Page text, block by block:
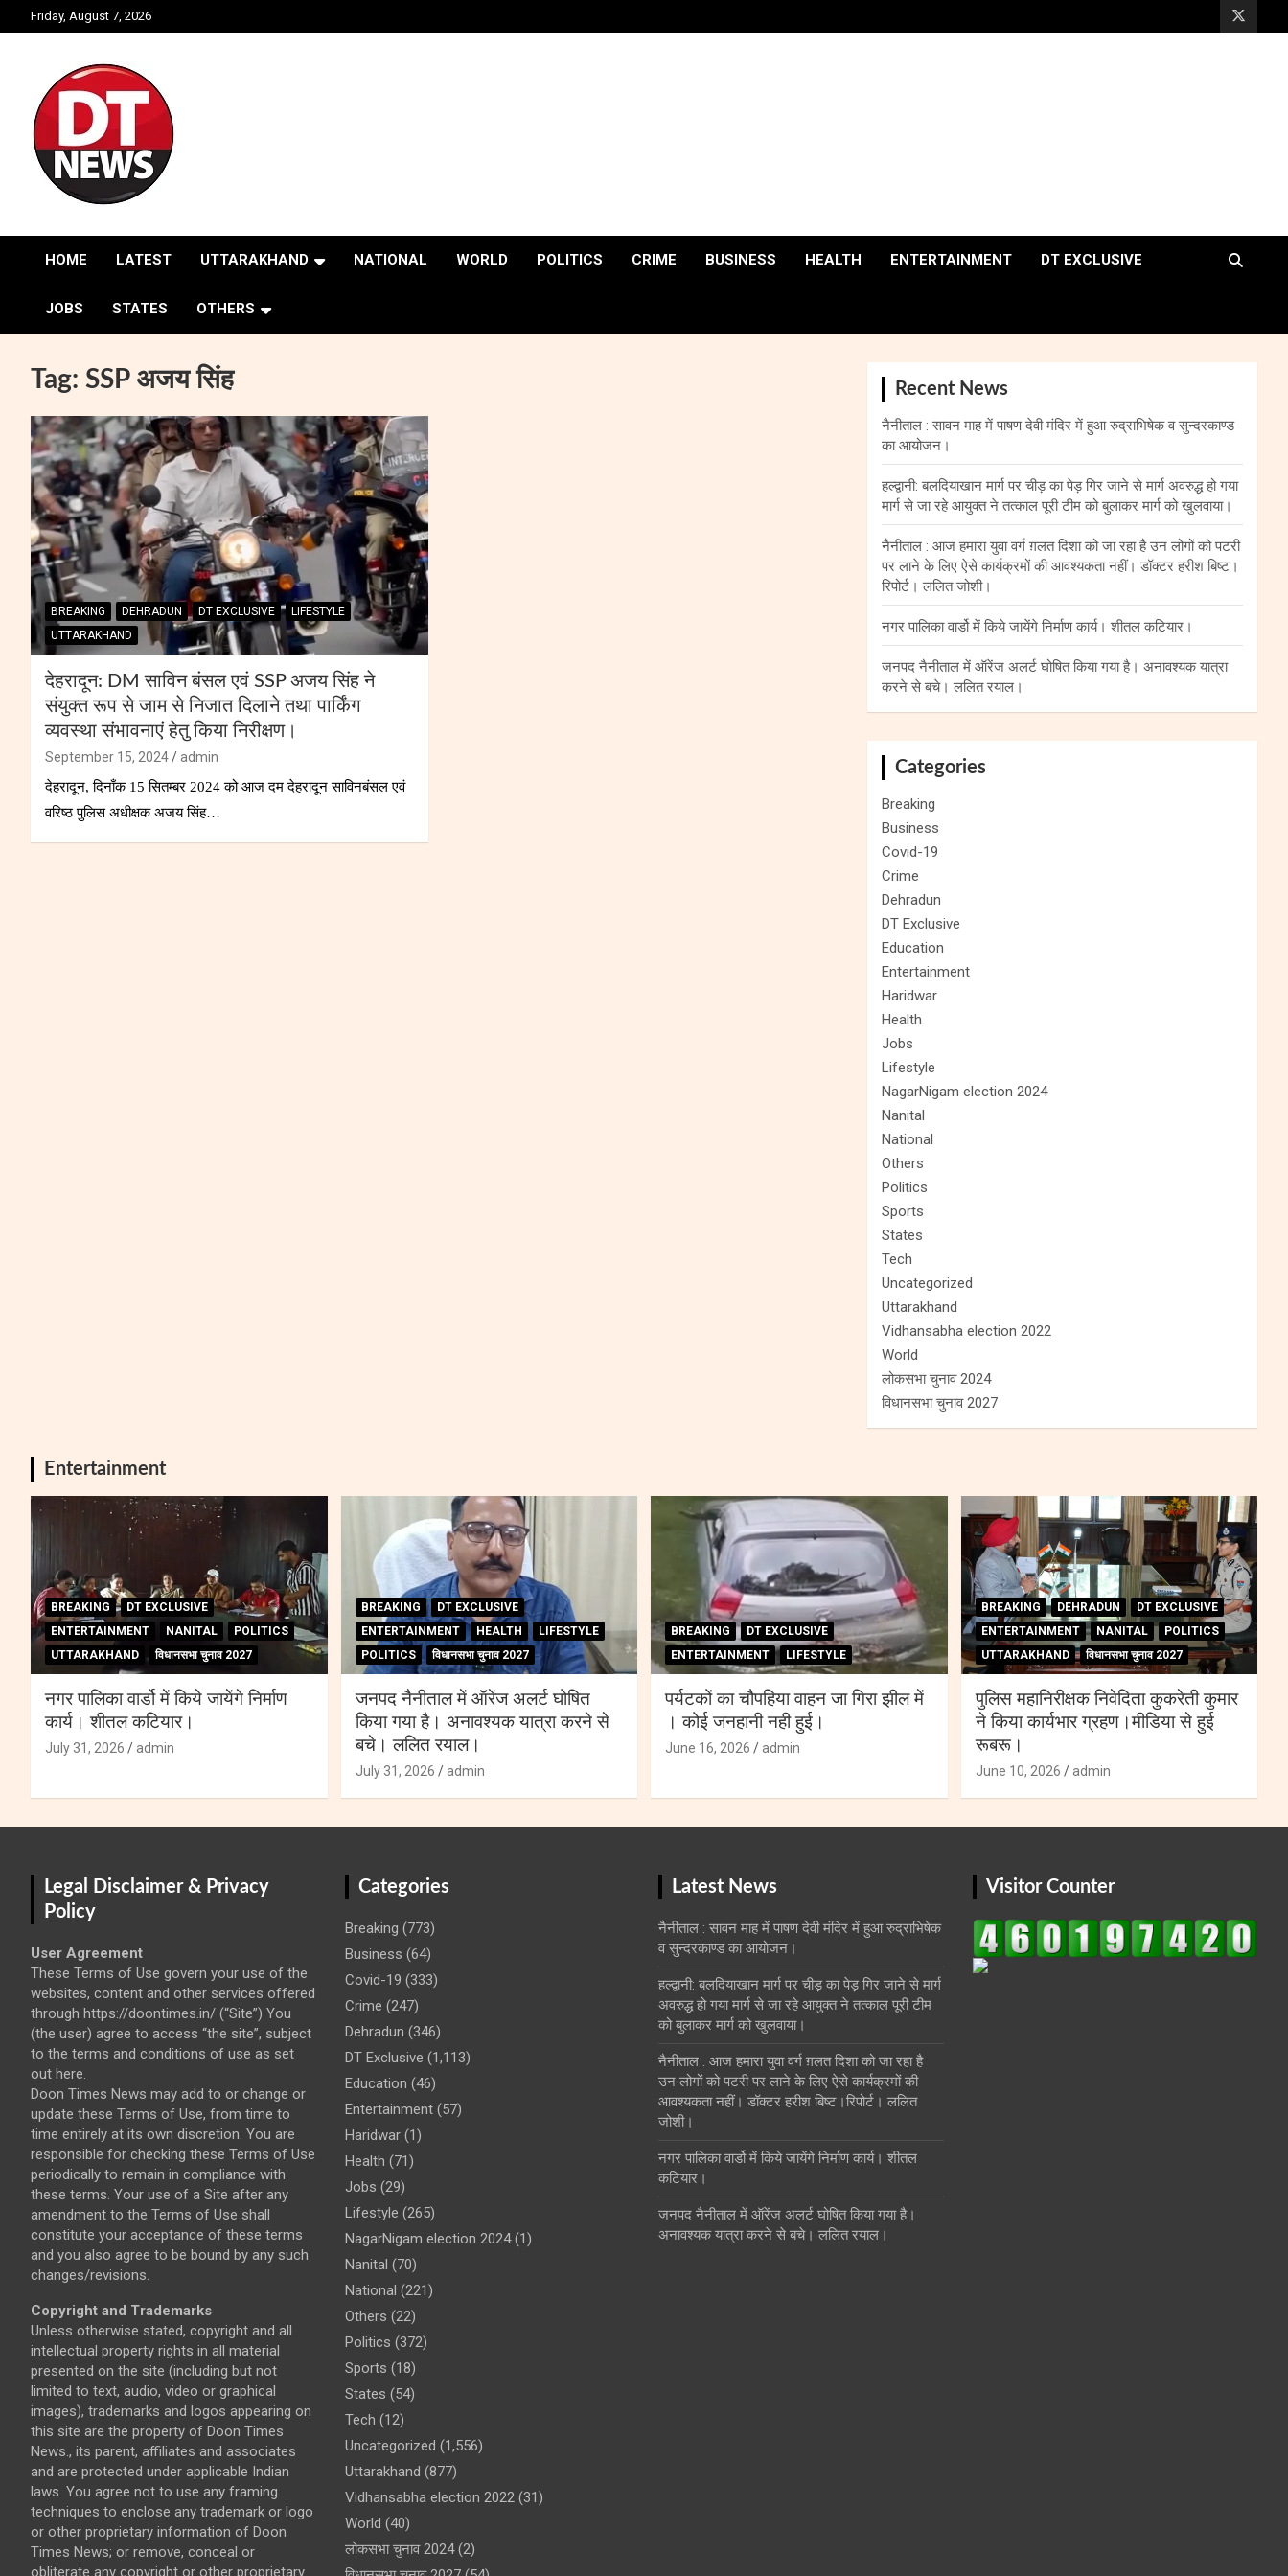
to
Friday, August 7, 2026
DOON TIMES
HOME LATEST UTTARAKHAND NATIONAL WORLD POLITICS CRIME BUSINESS HEALTH ENTERTAINMENT DT EXCLUSIVE
JOBS STATES OTHERS
Tag: SSP अजय सिंह
BREAKING DEHRADUN DT EXCLUSIVE
LIFESTYLE
UTTARAKHAND
देहरादून: DM साविन बंसल एवं SSP अजय सिंह ने
संयुक्त रूप से जाम से निजात दिलाने तथा पार्किंग
व्यवस्था संभावनाएं हेतु किया निरीक्षण।
September 15, 2024
admin
देहरादून, दिनाँक 15 सितम्बर 2024 को आज दम देहरादून साविनबंसल एवं
वरिष्ठ पुलिस अधीक्षक अजय सिंह…
Recent News
नैनीताल : सावन माह में पाषण देवी मंदिर में हुआ रुद्राभिषेक व सुन्दरकाण्ड
का आयोजन।
हल्द्वानी: बलदियाखान मार्ग पर चीड़ का पेड़ गिर जाने से मार्ग अवरुद्ध हो गया
मार्ग से जा रहे आयुक्त ने तत्काल पूरी टीम को बुलाकर मार्ग को खुलवाया।
नैनीताल : आज हमारा युवा वर्ग ग़लत दिशा को जा रहा है उन लोगों को पटरी
पर लाने के लिए ऐसे कार्यक्रमों की आवश्यकता नहीं। डॉक्टर हरीश बिष्ट।
रिपोर्ट। ललित जोशी।
नगर पालिका वार्डो में किये जायेंगे निर्माण कार्य। शीतल कटियार।
जनपद नैनीताल में ऑरेंज अलर्ट घोषित किया गया है। अनावश्यक यात्रा
करने से बचे। ललित रयाल।
Categories
Breaking
Business
Covid-19
Crime
Dehradun
DT Exclusive
Education
Entertainment
Haridwar
Health
Jobs
Lifestyle
NagarNigam election 2024
Nanital
National
Others
Politics
Sports
States
Tech
Uncategorized
Uttarakhand
Vidhansabha election 2022
World
लोकसभा चुनाव 2024
विधानसभा चुनाव 2027
Entertainment
BREAKING
DT EXCLUSIVE
ENTERTAINMENT
NANITAL
POLITICS
UTTARAKHAND
विधानसभा चुनाव 2027
नगर पालिका वार्डो में किये जायेंगे निर्माण
कार्य। शीतल कटियार।
July 31, 2026 admin
BREAKING
DT EXCLUSIVE
ENTERTAINMENT
HEALTH
LIFESTYLE
POLITICS
विधानसभा चुनाव 2027
जनपद नैनीताल में ऑरेंज अलर्ट घोषित
किया गया है। अनावश्यक यात्रा करने से
बचे। ललित रयाल।
July 31, 2026 admin
BREAKING
DT EXCLUSIVE
ENTERTAINMENT
LIFESTYLE
पर्यटकों का चौपहिया वाहन जा गिरा झील में
। कोई जनहानी नही हुई।
June 16, 2026 admin
BREAKING DEHRADUN
DT EXCLUSIVE
ENTERTAINMENT
NANITAL
POLITICS
UTTARAKHAND
विधानसभा चुनाव 2027
पुलिस महानिरीक्षक निवेदिता कुकरेती कुमार
ने किया कार्यभार ग्रहण।मीडिया से हुई
रूबरू।
June 10, 2026 admin
Legal Disclaimer & Privacy
Policy
User Agreement
These Terms of Use govern your use of the
websites, content and other services offered
through https://doontimes.in/ (“Site”) You
(the user) agree to access “the site”, subject
to the terms and conditions of use as set
out here.
Doon Times News may add to or change or
update these Terms of Use, from time to
time entirely at its own discretion. You are
responsible for checking these Terms of Use
periodically to remain in compliance with
these terms. Your use of a Site after any
amendment to the Terms of Use shall
constitute your acceptance of these terms
and you also agree to be bound by any such
changes/revisions.
Copyright and Trademarks
Unless otherwise stated, copyright and all
intellectual property rights in all material
presented on the site (including but not
limited to text, audio, video or graphical
images), trademarks and logos appearing on
this site are the property of Doon Times
News., its parent, affiliates and associates
and are protected under applicable Indian
laws. You agree not to use any framing
techniques to enclose any trademark or logo
or other proprietary information of Doon
Times News; or remove, conceal or
obliterate any copyright or other proprietary
Categories
Breaking (773)
Business (64)
Covid-19 (333)
Crime (247)
Dehradun (346)
DT Exclusive (1,113)
Education (46)
Entertainment(57)
Haridwar(1)
Health (71)
Jobs (29)
Lifestyle (265)
NagarNigam election 2024(1)
Nanital (70)
National (221)
Others (22)
Politics (372)
Sports (18)
States (54)
Tech (12)
Uncategorized (1,556)
Uttarakhand (877)
Vidhansabha election 2022(31)
World (40)
लोकसभा चुनाव 2024(2)
Latest News
नैनीताल : सावन माह में पाषण देवी मंदिर में हुआ रुद्राभिषेक
व सुन्दरकाण्ड का आयोजन।
हल्द्वानी: बलदियाखान मार्ग पर चीड़ का पेड़ गिर जाने से मार्ग
अवरुद्ध हो गया मार्ग से जा रहे आयुक्त ने तत्काल पूरी टीम
को बुलाकर मार्ग को खुलवाया।
नैनीताल : आज हमारा युवा वर्ग ग़लत दिशा को जा रहा है
उन लोगों को पटरी पर लाने के लिए ऐसे कार्यक्रमों की
आवश्यकता नहीं। डॉक्टर हरीश बिष्ट।रिपोर्ट। ललित
जोशी।
नगर पालिका वार्डो में किये जायेंगे निर्माण कार्य। शीतल
कटियार।
जनपद नैनीताल में ऑरेंज अलर्ट घोषित किया गया है।
अनावश्यक यात्रा करने से बचे। ललित रयाल।
Visitor Counter